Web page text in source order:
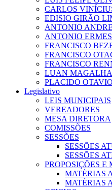
CARLOS
EDISIO GIRÃO
ANTONIO
ANTONIO
FRANCISCO
FRANCISCO
FRANCISCO
LUAN
PLACIDO
Legislativo
LEIS MUNICIPAIS
VEREADORES
MESA DIRETORA
COMISSÕES
SESSÕES
SESSÕES
SESSÕES
PROPOSIÇÕES E
MATÉRIAS
MATÉRIAS